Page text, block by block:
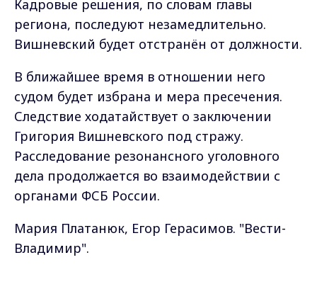
Кадровые решения, по словам главы
региона, последуют незамедлительно.
Вишневский будет отстранён от должности.
В ближайшее время в отношении него
судом будет избрана и мера пресечения.
Следствие ходатайствует о заключении
Григория Вишневского под стражу.
Расследование резонансного уголовного
дела продолжается во взаимодействии с
органами ФСБ России.
Мария Платанюк, Егор Герасимов. "Вести-
Владимир".